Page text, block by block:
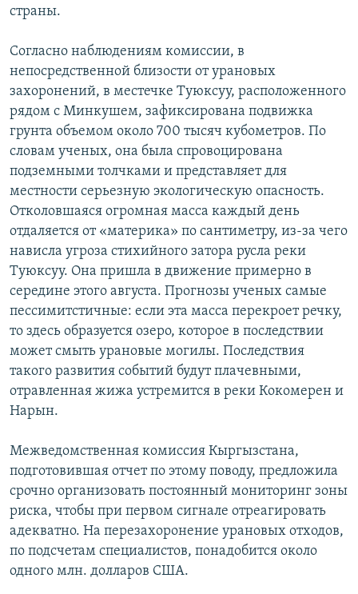
страны.
Согласно наблюдениям комиссии, в
непосредственной близости от урановых
захоронений, в местечке Туюксуу, расположенного
рядом с Минкушем, зафиксирована подвижка
грунта объемом около 700 тысяч кубометров. По
словам ученых, она была спровоцирована
подземными толчками и представляет для
местности серьезную экологическую опасность.
Отколовшаяся огромная масса каждый день
отдаляется от «материка» по сантиметру, из-за чего
нависла угроза стихийного затора русла реки
Туюксуу. Она пришла в движение примерно в
середине этого августа. Прогнозы ученых самые
пессимитстичные: если эта масса перекроет речку,
то здесь образуется озеро, которое в последствии
может смыть урановые могилы. Последствия
такого развития событий будут плачевными,
отравленная жижа устремится в реки Кокомерен и
Нарын.
Межведомственная комиссия Кыргызстана,
подготовившая отчет по этому поводу, предложила
срочно организовать постоянный мониторинг зоны
риска, чтобы при первом сигнале отреагировать
адекватно. На перезахоронение урановых отходов,
по подсчетам специалистов, понадобится около
одного млн. долларов США.